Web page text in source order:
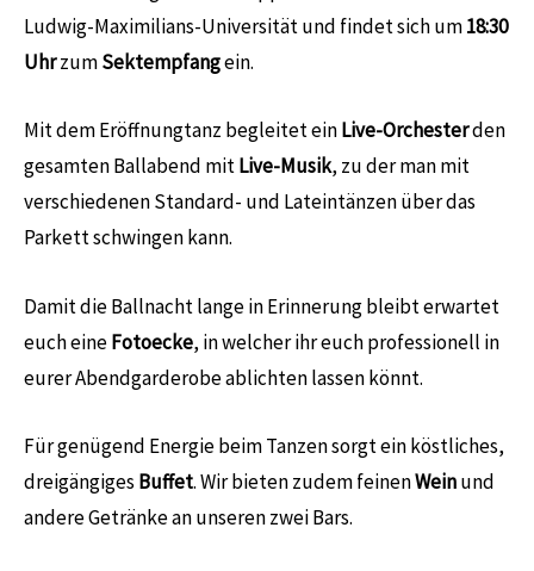
Ludwig-Maximilians-Universität und findet sich um18:30
UhrzumSektempfangein.
Mit dem Eröffnungtanz begleitet einLive-Orchesterden
gesamten Ballabend mitLive-Musik, zu der man mit
verschiedenen Standard- und Lateintänzen über das
Parkett schwingen kann.
Damit die Ballnacht lange in Erinnerung bleibt erwartet
euch eineFotoecke, in welcher ihr euch professionell in
eurer Abendgarderobe ablichten lassen könnt.
Für genügend Energie beim Tanzen sorgt ein köstliches,
dreigängiges Buffet. Wir bieten zudem feinenWeinund
andere Getränke an unseren zwei Bars.